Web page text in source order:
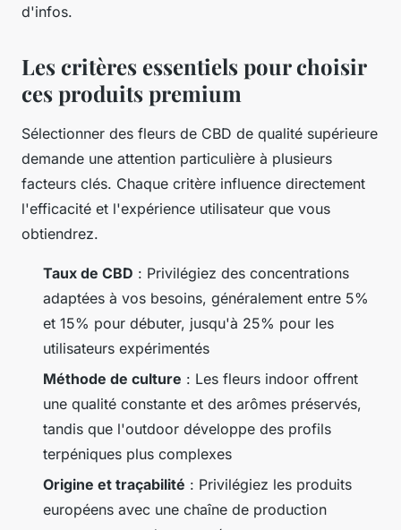
d'infos.
Les critères essentiels pour choisir
ces produits premium
Sélectionner des fleurs de CBD de qualité supérieure
demande une attention particulière à plusieurs
facteurs clés. Chaque critère influence directement
l'efficacité et l'expérience utilisateur que vous
obtiendrez.
Taux de CBD : Privilégiez des concentrations
adaptées à vos besoins, généralement entre 5%
et 15% pour débuter, jusqu'à 25% pour les
utilisateurs expérimentés
Méthode de culture : Les fleurs indoor offrent
une qualité constante et des arômes préservés,
tandis que l'outdoor développe des profils
terpéniques plus complexes
Origine et traçabilité : Privilégiez les produits
européens avec une chaîne de production